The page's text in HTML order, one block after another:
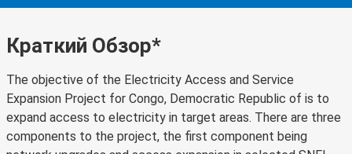
Краткий Обзор*
The objective of the Electricity Access and Service
Expansion Project for Congo, Democratic Republic of is to
expand access to electricity in target areas. There are three
components to the project, the first component being